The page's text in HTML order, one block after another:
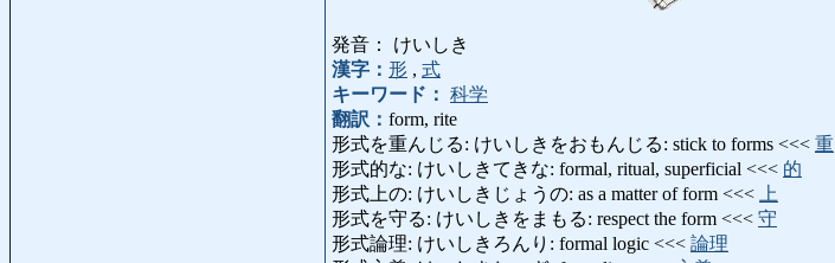
発音： けいしき
漢字： 形 , 式
キーワード： 科学
翻訳： form, rite
形式を重んじる: けいしきをおもんじる: stick to forms <<< 重
形式的な: けいしきてきな: formal, ritual, superficial <<< 的
形式上の: けいしきじょうの: as a matter of form <<< 上
形式を守る: けいしきをまもる: respect the form <<< 守
形式論理: けいしきろんり: formal logic <<< 論理